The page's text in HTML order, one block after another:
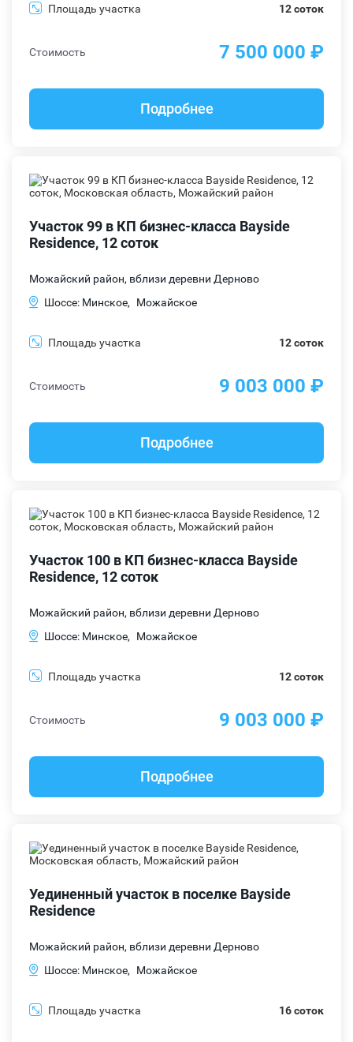
Площадь участка 12 соток
Стоимость 7 500 000 ₽
Подробнее
Участок 99 в КП бизнес-класса Bayside
Residence, 12 соток
Можайский район, вблизи деревни Дерново
Шоссе: Минское,
Можайское
Площадь участка 12 соток
Стоимость 9 003 000 ₽
Подробнее
Участок 100 в КП бизнес-класса Bayside
Residence, 12 соток
Можайский район, вблизи деревни Дерново
Шоссе: Минское,
Можайское
Площадь участка 12 соток
Стоимость 9 003 000 ₽
Подробнее
Уединенный участок в поселке Bayside
Residence
Можайский район, вблизи деревни Дерново
Шоссе: Минское,
Можайское
Площадь участка 16 соток